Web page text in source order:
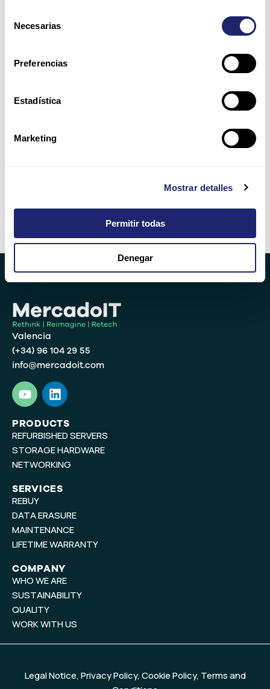
Necesarias
Preferencias
Estadística
Marketing
Mostrar detalles
Permitir todas
Denegar
Save my name, email, and website in this browser for
Please enter an answer in digits:
Alternative:
Valencia
(+34) 96 104 29 55
info@mercadoit.com
Y
o
u
t
u
b
e
L
i
n
k
e
d
i
PRODUCTS
REFURBISHED SERVERS
STORAGE HARDWARE
NETWORKING
SERVICES
REBUY
DATA ERASURE
MAINTENANCE
LIFETIME WARRANTY
COMPANY
WHO WE ARE
SUSTAINABILITY
QUALITY
WORK WITH US
Legal Notice,Privacy Policy,Cookie Policy, Terms and